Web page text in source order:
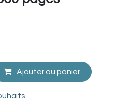
Ajouter au panier